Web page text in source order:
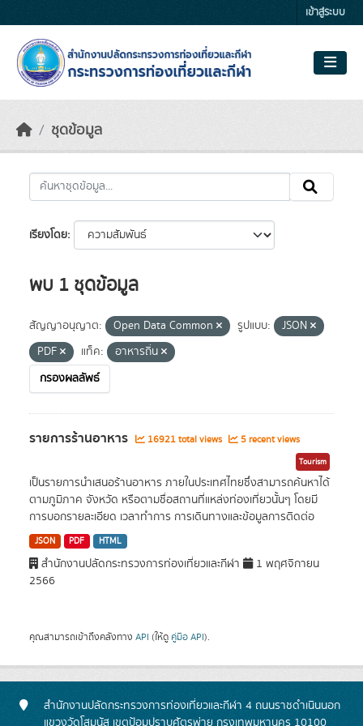
เข้าสู่ระบบ
ชุดข้อมูล
เรียงโดย
พบ 1 ชุดข้อมูล
สัญญาอนุญาต: Open Data Common รูปแบบ:
JSON
PDF
แท็ค:
อาหารถิ่น
กรองผลลัพธ์
รายการร้านอาหาร 16921 total views 5 recent views
Tourism
เป็นรายการนำเสนอร้านอาหาร ภายในประเทศไทยซึ่งสามารถค้นหาได้
ตามภูมิภาค จังหวัด หรือตามชื่อสถานที่แหล่งท่องเที่ยวนั้นๆ โดยมี
การบอกรายละเอียด เวลาทำการ การเดินทางและข้อมูลการติดต่อ
JSON PDF HTML
สำนักงานปลัดกระทรวงการท่องเที่ยวและกีฬา
1 พฤศจิกายน
2566
คุณสามารถเข้าถึงคลังทาง API (ให้ดู คู่มือ API).
สำนักงานปลัดกระทรวงการท่องเที่ยวและกีฬา 4 ถนนราชดำเนินนอก
แขวงวัดโสมนัส เขตป้อมปราบศัตรูพ่าย กรุงเทพมหานคร 10100